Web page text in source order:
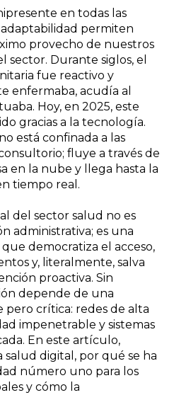
en todas las
adaptabilidad permiten
provecho de nuestros
sector. Durante siglos, el
fue reactivo y
enfermaba, acudía al
Hoy, en 2025, este
gracias a la tecnología.
está confinada a las
fluye a través de
en la nube y llega hasta la
tiempo real.
del sector salud no es
administrativa; es una
democratiza el acceso,
y, literalmente, salva
proactiva. Sin
depende de una
crítica: redes de alta
impenetrable y sistemas
En este artículo,
salud digital, por qué se ha
número uno para los
y cómo la